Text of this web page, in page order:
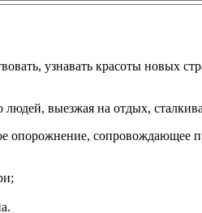
узнавать красоты новых
выезжая на отдых,
опорожнение,